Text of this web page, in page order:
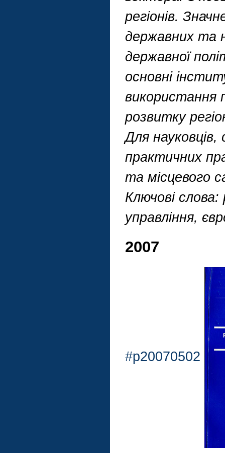
регіонів.
державних та
державної
основні
використання
розвитку
Для науковців,
практичних
та місцевого
Ключові
управління,
2007
#p20070502